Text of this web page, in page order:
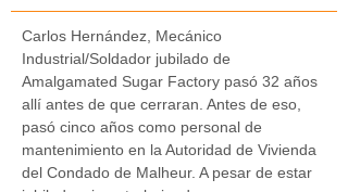
Carlos Hernández, Mecánico
Industrial/Soldador jubilado de
Amalgamated Sugar Factory pasó 32 años
allí antes de que cerraran. Antes de eso,
pasó cinco años como personal de
mantenimiento en la Autoridad de Vivienda
del Condado de Malheur. A pesar de estar